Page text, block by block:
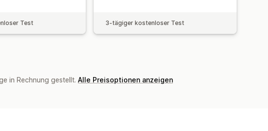
Test 3-tägiger kostenloser Test
in Rechnung gestellt. Alle Preisoptionen anzeigen